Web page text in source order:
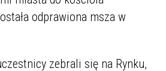
odprawiona msza w
zebrali się na Rynku,